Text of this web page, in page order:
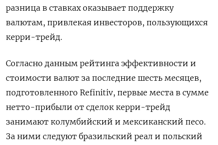
разница в ставках оказывает поддержку
валютам, привлекая инвесторов, пользующихся
керри-трейд.
Согласно данным рейтинга эффективности и
стоимости валют за последние шесть месяцев,
подготовленного Refinitiv, первые места в сумме
нетто-прибыли от сделок керри-трейд
занимают колумбийский и мексиканский песо.
За ними следуют бразильский реал и польский